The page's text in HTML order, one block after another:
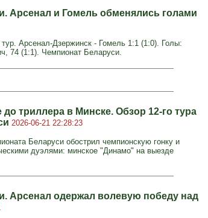
Арсенал и Гомель обменялись голами
Арсенал-Дзержинск - Гомель 1:1 (1:0). Голы:
74 (1:1). Чемпионат Беларуси.
триллера в Минске. Обзор 12-го тура
2026-06-21 22:28:23
Беларуси обострил чемпионскую гонку и
дуэлями: минское "Динамо" на выезде
Арсенал одержал волевую победу над